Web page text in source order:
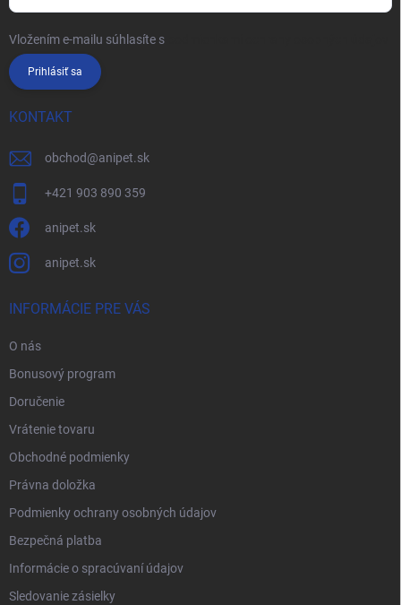
Vložením e-mailu súhlasíte s
Prihlásiť sa
KONTAKT
obchod@anipet.sk
+421 903 890 359
anipet.sk
anipet.sk
INFORMÁCIE PRE VÁS
O nás
Bonusový program
Doručenie
Vrátenie tovaru
Obchodné podmienky
Právna doložka
Podmienky ochrany osobných údajov
Bezpečná platba
Informácie o spracúvaní údajov
Sledovanie zásielky